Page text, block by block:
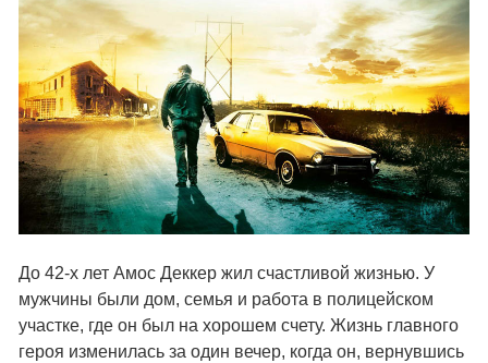
До 42-х лет Амос Деккер жил счастливой жизнью. У
мужчины были дом, семья и работа в полицейском
участке, где он был на хорошем счету. Жизнь главного
героя изменилась за один вечер, когда он, вернувшись